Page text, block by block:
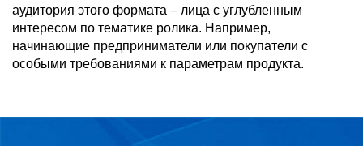
аудитория этого формата – лица с углубленным
интересом по тематике ролика. Например,
начинающие предприниматели или покупатели с
особыми требованиями к параметрам продукта.